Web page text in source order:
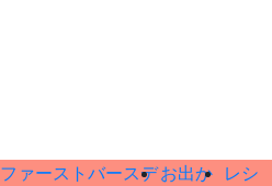
ファーストバースデお出か レシ